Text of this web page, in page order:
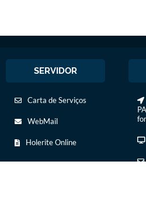
SERVIDOR
Carta de Serviços
WebMail
Holerite Online